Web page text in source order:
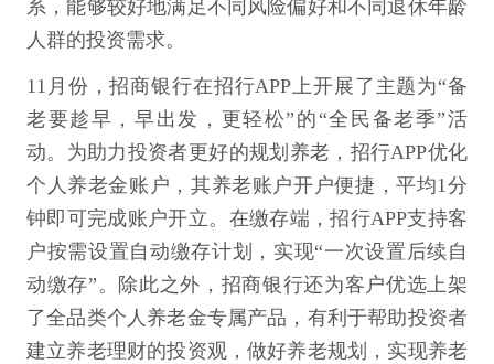
系，能够较好地满足不同风险偏好和不同退休年龄
人群的投资需求。
11月份，招商银行在招行APP上开展了主题为“备
老要趁早，早出发，更轻松”的“全民备老季”活
动。为助力投资者更好的规划养老，招行APP优化
个人养老金账户，其养老账户开户便捷，平均1分
钟即可完成账户开立。在缴存端，招行APP支持客
户按需设置自动缴存计划，实现“一次设置后续自
动缴存”。除此之外，招商银行还为客户优选上架
了全品类个人养老金专属产品，有利于帮助投资者
建立养老理财的投资观，做好养老规划，实现养老